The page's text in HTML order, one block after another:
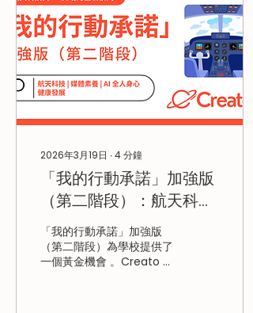
2026年3月19日 ∙4分鐘
「我的行動承諾」加強版
（第二階段）：航天科技
與 AI 實踐的創新模式
「我的行動承諾」加強版
（第二階段）為學校提供了
一個黃金機會 。Creato 推